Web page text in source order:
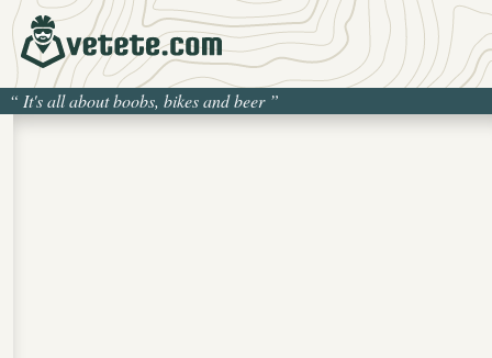
“ It's all about boobs, bikes and beer”